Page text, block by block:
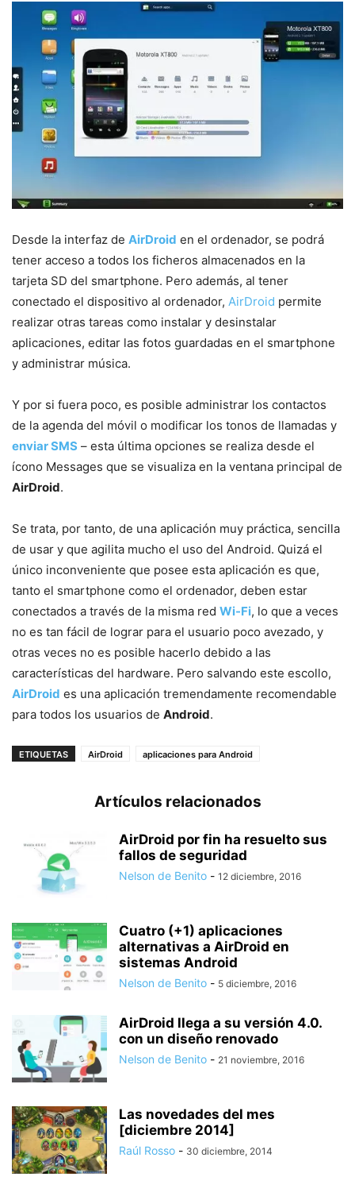
Desde la interfaz de AirDroid en el ordenador, se podrá
tener acceso a todos los ficheros almacenados en la
tarjeta SD del smartphone. Pero además, al tener
conectado el dispositivo al ordenador, AirDroid permite
realizar otras tareas como instalar y desinstalar
aplicaciones, editar las fotos guardadas en el smartphone
y administrar música.
Y por si fuera poco, es posible administrar los contactos
de la agenda del móvil o modificar los tonos de llamadas y
enviar SMS – esta última opciones se realiza desde el
ícono Messages que se visualiza en la ventana principal de
AirDroid.
Se trata, por tanto, de una aplicación muy práctica, sencilla
de usar y que agilita mucho el uso del Android. Quizá el
único inconveniente que posee esta aplicación es que,
tanto el smartphone como el ordenador, deben estar
conectados a través de la misma red Wi-Fi, lo que a veces
no es tan fácil de lograr para el usuario poco avezado, y
otras veces no es posible hacerlo debido a las
características del hardware. Pero salvando este escollo,
AirDroid es una aplicación tremendamente recomendable
para todos los usuarios de Android.
ETIQUETAS AirDroid aplicaciones para Android
Artículos relacionados
AirDroid por fin ha resuelto sus
fallos de seguridad
Nelson de Benito - 12 diciembre, 2016
Cuatro (+1) aplicaciones
alternativas a AirDroid en
sistemas Android
Nelson de Benito - 5 diciembre, 2016
AirDroid llega a su versión 4.0.
con un diseño renovado
Nelson de Benito - 21 noviembre, 2016
Las novedades del mes
[diciembre 2014]
Raúl Rosso - 30 diciembre, 2014